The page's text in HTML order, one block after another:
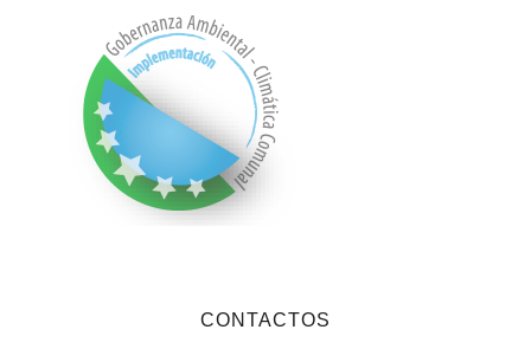
CONTACTOS